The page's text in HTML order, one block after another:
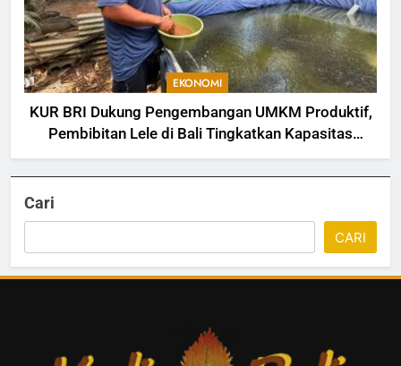
EKONOMI
KUR BRI Dukung Pengembangan UMKM Produktif,
Pembibitan Lele di Bali Tingkatkan Kapasitas
Produksi
Cari
CARI